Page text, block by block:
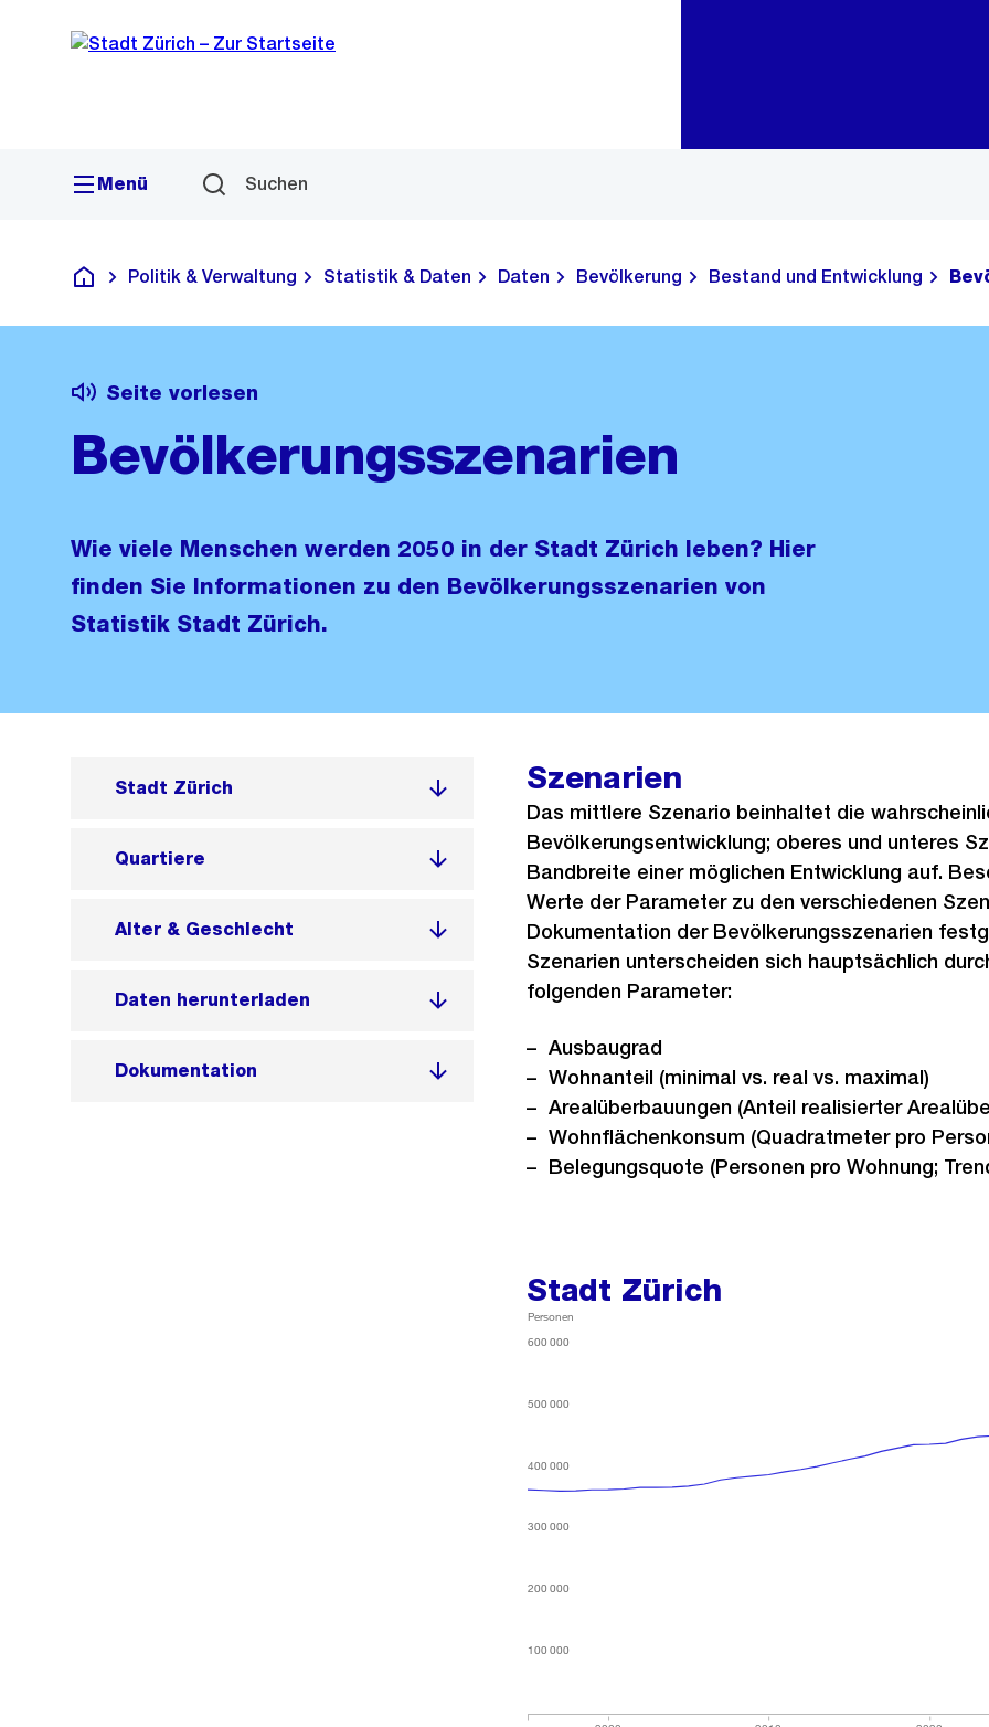
Navigation
Sprunglink
Menü Suchen
Deutsch
Politik & Verwaltung Statistik & Daten Daten Bevölkerung Bestand und Entwicklung
Seite vorlesen
Bevölkerungsszenarien
Wie viele Menschen werden 2050 in der Stadt Zürich leben? Hier
finden Sie Informationen zu den Bevölkerungsszenarien von
Statistik Stadt Zürich.
Stadt Zürich
Quartiere
Alter & Geschlecht
Daten herunterladen
Dokumentation
Szenarien
Das mittlere Szenario beinhaltet die
Bevölkerungsentwicklung; oberes und unteres
Bandbreite einer möglichen Entwicklung auf.
Werte der Parameter zu den verschiedenen
Dokumentation der Bevölkerungsszenarien
Szenarien unterscheiden sich hauptsächlich
folgenden Parameter:
Ausbaugrad
Wohnanteil (minimal vs. real vs. maximal)
Arealüberbauungen (Anteil realisierter
Wohnflächenkonsum (Quadratmeter pro
Belegungsquote (Personen pro Wohnung;
Stadt Zürich
100 000
100 000
200 000
200 000
300 000
300 000
400 000
400 000
500 000
500 000
600 000
600 000
Personen
100 000
100 000
200 000
200 000
300 000
300 000
400 000
400 000
500 000
500 000
600 000
600 000